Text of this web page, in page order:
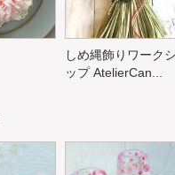
しめ縄飾りワーク
ップ AtelierCan...